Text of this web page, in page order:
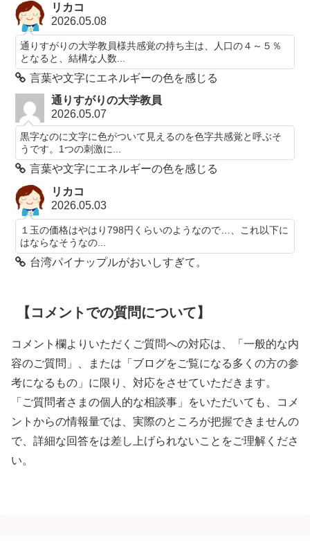
リカコ
2026.05.08
通りすがりの大学教員様共感覚の持ち主は、人口の４～５％
となると、結構な人数...
言葉や文字にエネルギーの色を感じる
通りすがりの大学教員
2026.05.07
黒字なのに文字に色がついて見えるのを色字共感覚と呼ぶそ
うです。1つの刺激に...
言葉や文字にエネルギーの色を感じる
リカコ
2026.05.03
１玉の価格はやはり798円くらいのようなので…、これ以下に
はならなそうなの...
台湾パイナップルがおいしすぎて。
【コメントでの質問について】
コメント欄よりいただくご質問への対応は、「一般的な内
容のご質問」、または「ブログをご覧になる多くの方の参
考になるもの」に限り、対応をさせていただきます。
「ご質問者さまの個人的な相談事」をいただいても、コメ
ントからの情報量では、実際のところが把握できませんの
で、詳細な回答をは差し上げられないことをご理解くださ
い。